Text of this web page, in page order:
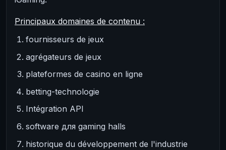
Principaux domaines de contenu :
fournisseurs de jeux
agrégateurs de jeux
plateformes de casino en ligne
betting-technologie
Intégration API
software для gaming halls
historique du développement de l'industrie